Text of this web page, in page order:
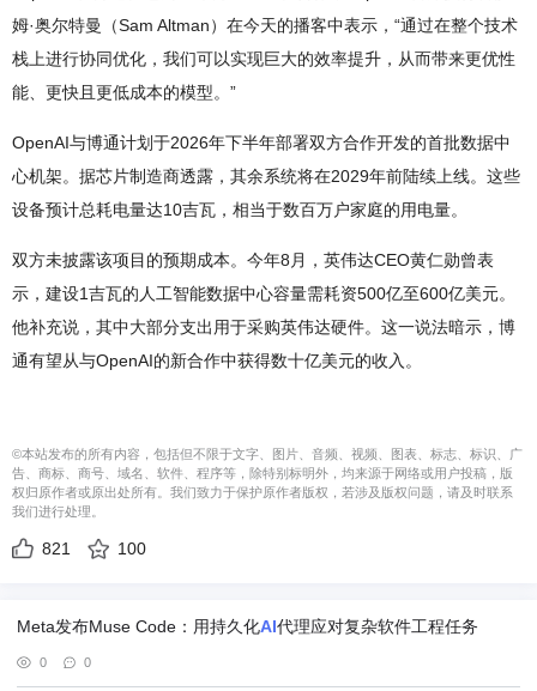
姆·奥尔特曼（Sam Altman）在今天的播客中表示，“通过在整个技术
栈上进行协同优化，我们可以实现巨大的效率提升，从而带来更优性
能、更快且更低成本的模型。”
OpenAI与博通计划于2026年下半年部署双方合作开发的首批数据中
心机架。据芯片制造商透露，其余系统将在2029年前陆续上线。这些
设备预计总耗电量达10吉瓦，相当于数百万户家庭的用电量。
双方未披露该项目的预期成本。今年8月，英伟达CEO黄仁勋曾表
示，建设1吉瓦的人工智能数据中心容量需耗资500亿至600亿美元。
他补充说，其中大部分支出用于采购英伟达硬件。这一说法暗示，博
通有望从与OpenAI的新合作中获得数十亿美元的收入。
©本站发布的所有内容，包括但不限于文字、图片、音频、视频、图表、标志、标识、广
告、商标、商号、域名、软件、程序等，除特别标明外，均来源于网络或用户投稿，版
权归原作者或原出处所有。我们致力于保护原作者版权，若涉及版权问题，请及时联系
我们进行处理。
821 100
Meta发布Muse Code：用持久化AI代理应对复杂软件工程任务
0 0